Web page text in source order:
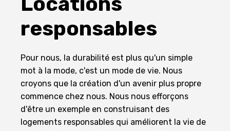
responsables
Pour nous, la durabilité est plus qu'un simple
mot à la mode, c'est un mode de vie. Nous
croyons que la création d'un avenir plus propre
commence chez nous. Nous nous efforçons
d'être un exemple en construisant des
logements responsables qui améliorent la vie de